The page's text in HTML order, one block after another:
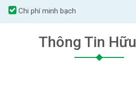
Chi phí minh bạch
Thông Tin